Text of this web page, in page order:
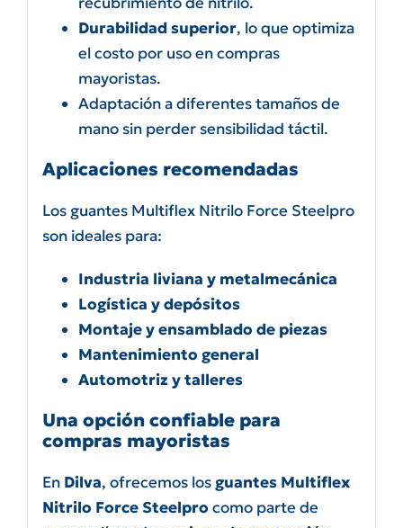
Durabilidad superior, lo que optimiza
el costo por uso en compras
mayoristas.
Adaptación a diferentes tamaños de
mano sin perder sensibilidad táctil.
Aplicaciones recomendadas
Los guantes Multiflex Nitrilo Force Steelpro
son ideales para:
Industria liviana y metalmecánica
Logística y depósitos
Montaje y ensamblado de piezas
Mantenimiento general
Automotriz y talleres
Una opción confiable para
compras mayoristas
En Dilva, ofrecemos los guantes Multiflex
Nitrilo Force Steelpro como parte de